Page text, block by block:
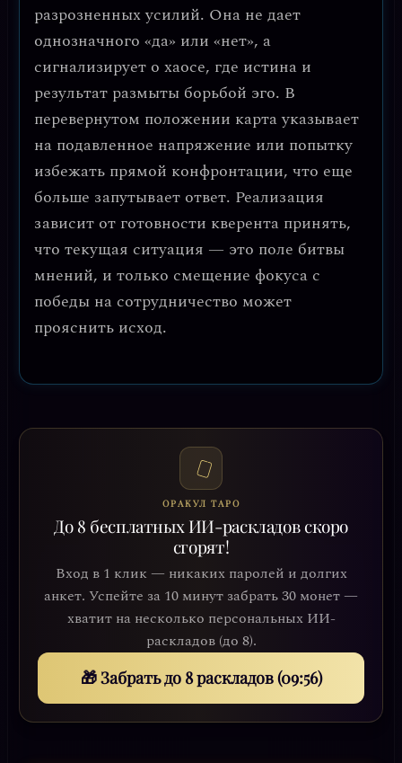
разрозненных усилий. Она не дает
однозначного «да» или «нет», а
сигнализирует о хаосе, где истина и
результат размыты борьбой эго. В
перевернутом положении карта указывает
на подавленное напряжение или попытку
избежать прямой конфронтации, что еще
больше запутывает ответ. Реализация
зависит от готовности кверента принять,
что текущая ситуация — это поле битвы
мнений, и только смещение фокуса с
победы на сотрудничество может
прояснить исход.
ОРАКУЛ ТАРО
До 8 бесплатных ИИ-раскладов скоро
сгорят!
Вход в 1 клик — никаких паролей и долгих
анкет. Успейте за 10 минут забрать 30 монет —
хватит на несколько персональных ИИ-
раскладов (до 8).
🎁 Забрать до 8 раскладов (09:54)